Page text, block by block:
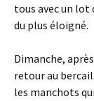
tous avec un lot
du plus éloigné.
Dimanche,
retour au
les manchots